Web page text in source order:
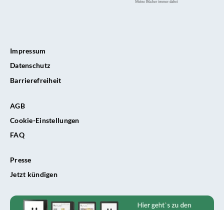
Impressum
Datenschutz
Barrierefreiheit
AGB
Cookie-Einstellungen
FAQ
Presse
Jetzt kündigen